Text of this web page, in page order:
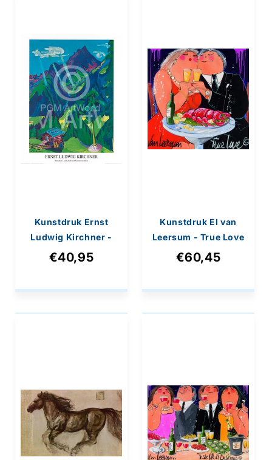
Kunstdruk Ernst
Ludwig Kirchner -
Bündner Landschaft
70x90cm
€40,95
Kunstdruk El van
Leersum - True Love
70x70cm
€60,45